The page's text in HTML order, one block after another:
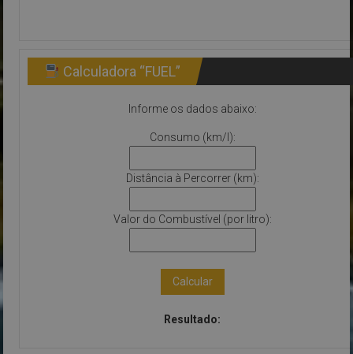
Calculadora “FUEL”
Informe os dados abaixo:
Consumo (km/l):
Distância à Percorrer (km):
Valor do Combustível (por litro):
Calcular
Resultado: